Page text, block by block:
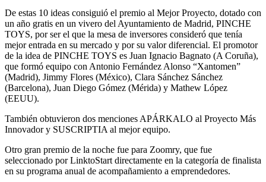
De estas 10 ideas consiguió el premio al Mejor Proyecto, dotado con
un año gratis en un vivero del Ayuntamiento de Madrid, PINCHE
TOYS, por ser el que la mesa de inversores consideró que tenía
mejor entrada en su mercado y por su valor diferencial. El promotor
de la idea de PINCHE TOYS es Juan Ignacio Bagnato (A Coruña),
que formó equipo con Antonio Fernández Alonso “Xantomen”
(Madrid), Jimmy Flores (México), Clara Sánchez Sánchez
(Barcelona), Juan Diego Gómez (Mérida) y Mathew López
(EEUU).
También obtuvieron dos menciones APÁRKALO al Proyecto Más
Innovador y SUSCRIPTIA al mejor equipo.
Otro gran premio de la noche fue para Zoomry, que fue
seleccionado por LinktoStart directamente en la categoría de finalista
en su programa anual de acompañamiento a emprendedores.